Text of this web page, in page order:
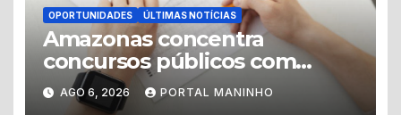
OPORTUNIDADES ÚLTIMAS NOTÍCIAS
Amazonas concentra
concursos públicos com
vagas abertas e editais
previstos no segundo
AGO 6, 2026 PORTAL MANINHO